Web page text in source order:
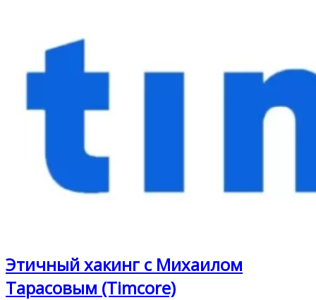
Этичный хакинг с Михаилом
Тарасовым (Timcore)